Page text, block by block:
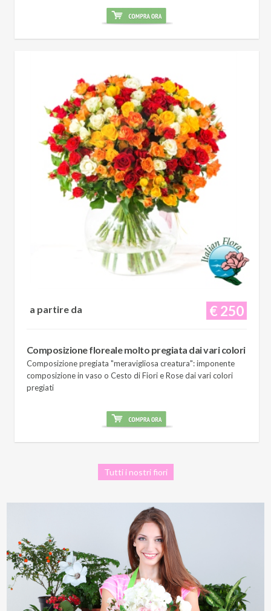
€ 250
a partire da
Composizione floreale molto pregiata dai vari colori
Composizione pregiata "meravigliosa creatura": imponente
composizione in vaso o Cesto di Fiori e Rose dai vari colori
pregiati
Tutti i nostri fiori